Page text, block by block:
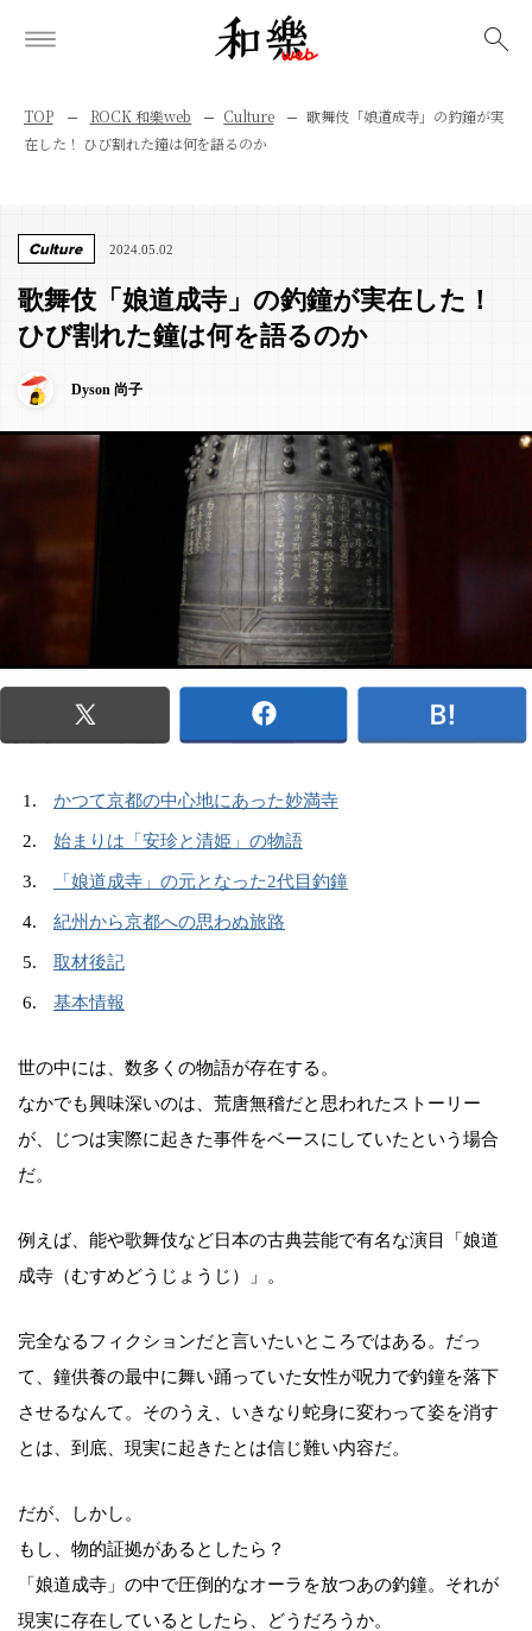
TOP ROCK 和樂web Culture
歌舞伎「娘道成寺」の釣鐘が実
在した！ ひび割れた鐘は何を語るのか
Culture 2024.05.02
歌舞伎「娘道成寺」の釣鐘が実在した！
ひび割れた鐘は何を語るのか
Dyson 尚子
かつて京都の中心地にあった妙満寺
始まりは「安珍と清姫」の物語
「娘道成寺」の元となった2代目釣鐘
紀州から京都への思わぬ旅路
取材後記
基本情報
世の中には、数多くの物語が存在する。
なかでも興味深いのは、荒唐無稽だと思われたストーリー
が、じつは実際に起きた事件をベースにしていたという場合
だ。
例えば、能や歌舞伎など日本の古典芸能で有名な演目「娘道
成寺（むすめどうじょうじ）」。
完全なるフィクションだと言いたいところではある。だっ
て、鐘供養の最中に舞い踊っていた女性が呪力で釣鐘を落下
させるなんて。そのうえ、いきなり蛇身に変わって姿を消す
とは、到底、現実に起きたとは信じ難い内容だ。
だが、しかし。
もし、物的証拠があるとしたら？
「娘道成寺」の中で圧倒的なオーラを放つあの釣鐘。それが
現実に存在しているとしたら、どうだろうか。